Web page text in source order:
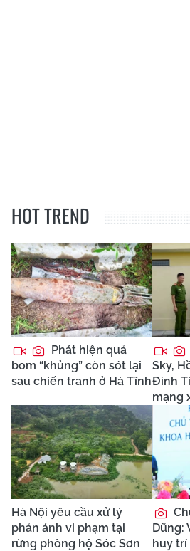
HOT TREND
Phát hiện quả
bom “khủng” còn sót lại
sau chiến tranh ở Hà Tĩnh
Sky,
Đình
mạng
Hà Nội yêu cầu xử lý
phản ánh vi phạm tại
rừng phòng hộ Sóc Sơn
Dũng:
huy